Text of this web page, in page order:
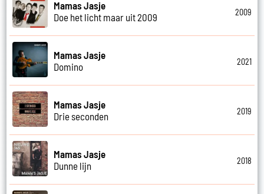
Mamas Jasje
Doe het licht maar uit 2009
2009
Mamas Jasje
Domino
2021
Mamas Jasje
Drie seconden
2019
Mamas Jasje
Dunne lijn
2018